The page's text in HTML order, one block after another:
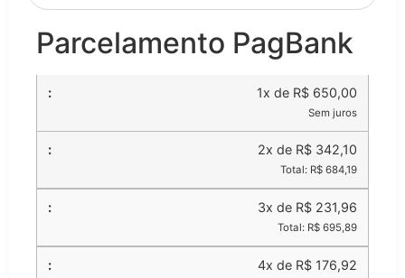
Parcelamento PagBank
1x de R$ 650,00
Sem juros
2x de R$ 342,10
Total: R$ 684,19
3x de R$ 231,96
Total: R$ 695,89
4x de R$ 176,92